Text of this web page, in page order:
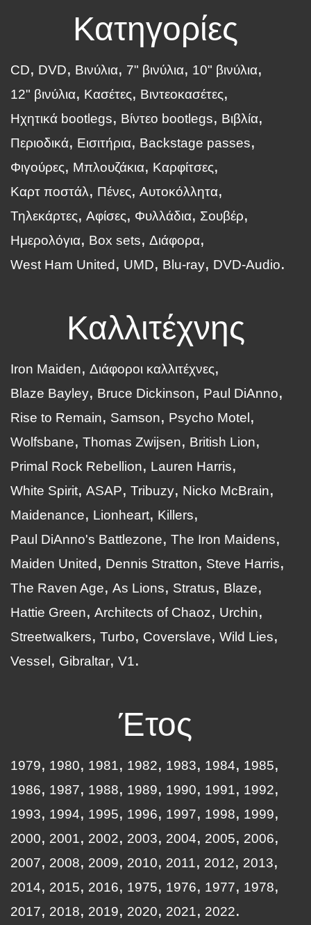
Κατηγορίες
CD DVD Βινύλια 7" βινύλια
10" βινύλια
12" βινύλια
Κασέτες
Βιντεοκασέτες
Ηχητικά bootlegs
Βίντεο bootlegs
Βιβλία
Περιοδικά
Εισιτήρια
Backstage passes
Φιγούρες
Μπλουζάκια
Καρφίτσες
Καρτ ποστάλ
Πένες
Αυτοκόλλητα
Τηλεκάρτες
Αφίσες Φυλλάδια
Σουβέρ
Ημερολόγια
Box sets
Διάφορα
West Ham United
UMD Blu-ray DVD-Audio
Καλλιτέχνης
Iron Maiden
Διάφοροι καλλιτέχνες
Blaze Bayley
Bruce Dickinson
Paul DiAnno
Rise to Remain
Samson
Psycho Motel
Wolfsbane
Thomas Zwijsen
British Lion
Primal Rock Rebellion
Lauren Harris
White Spirit ASAP Tribuzy
Nicko McBrain
Maidenance
Lionheart
Killers
Paul DiAnno's Battlezone
The Iron Maidens
Maiden United
Dennis Stratton
Steve Harris
The Raven Age
As Lions Stratus
Blaze
Hattie Green
Architects of Chaoz
Urchin
Streetwalkers
Turbo Coverslave
Wild Lies
Vessel
Gibraltar V1
Έτος
1979 1980 1981 1982 1983 1984
1985
1986
1987 1988 1989 1990 1991
1992
1993
1994 1995 1996 1997 1998
1999
2000
2001 2002 2003 2004 2005
2006
2007
2008 2009 2010 2011 2012
2013
2014
2015 2016 1975 1976 1977
1978
2017
2018 2019 2020 2021 2022